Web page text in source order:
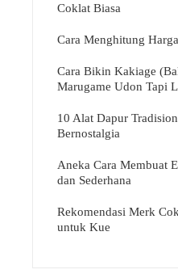
Coklat Biasa
Cara Menghitung
Cara Bikin Kakiage
Marugame Udon Tapi
10 Alat Dapur
Bernostalgia
Aneka Cara Membuat
dan Sederhana
Rekomendasi Merk
untuk Kue